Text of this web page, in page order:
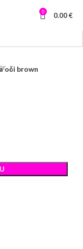
0 0.00€
oči brown